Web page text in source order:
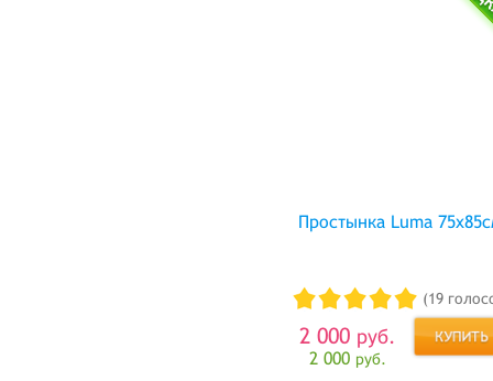
Простынка Luma
(19
2 000 руб.
2 000 руб.